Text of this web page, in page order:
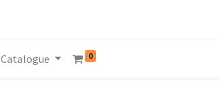
Catalogue 0